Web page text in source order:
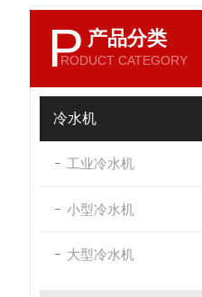
P 产品分类
RODUCT CATEGORY
冷水机
工业冷水机
小型冷水机
大型冷水机